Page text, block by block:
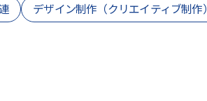
デザイン制作（クリエイティブ制作）